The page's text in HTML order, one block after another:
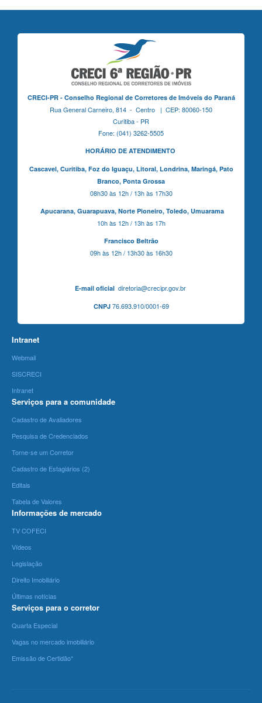
CRECI-PR - Conselho Regional de Corretores de Imóveis do Paraná
Rua General Carneiro, 814 - Centro | CEP: 80060-150
Curitiba - PR
Fone: (041) 3262-5505
HORÁRIO DE ATENDIMENTO
Cascavel, Curitiba,Foz do Iguaçu, Litoral, Londrina, Maringá, Pato
Branco, Ponta Grossa
08h30 às 12h / 13h às 17h30
Apucarana, Guarapuava, Norte Pioneiro, Toledo, Umuarama
10h às 12h / 13h às 17h
Francisco Beltrão
09h às 12h / 13h30 às 16h30
E-mail oficialdiretoria@crecipr.gov.br
CNPJ76.693.910/0001-69
Intranet
Webmail
SISCRECI
Intranet
Serviços para a comunidade
Cadastro de Avaliadores
Pesquisa de Credenciados
Torne-se um Corretor
Cadastro de Estagiários (2)
Editais
Tabela de Valores
Informações de mercado
TV COFECI
Vídeos
Legislação
Direito Imobiliário
Últimas notícias
Serviços para o corretor
Quarta Especial
Vagas no mercado imobiliário
Emissão de Certidão*